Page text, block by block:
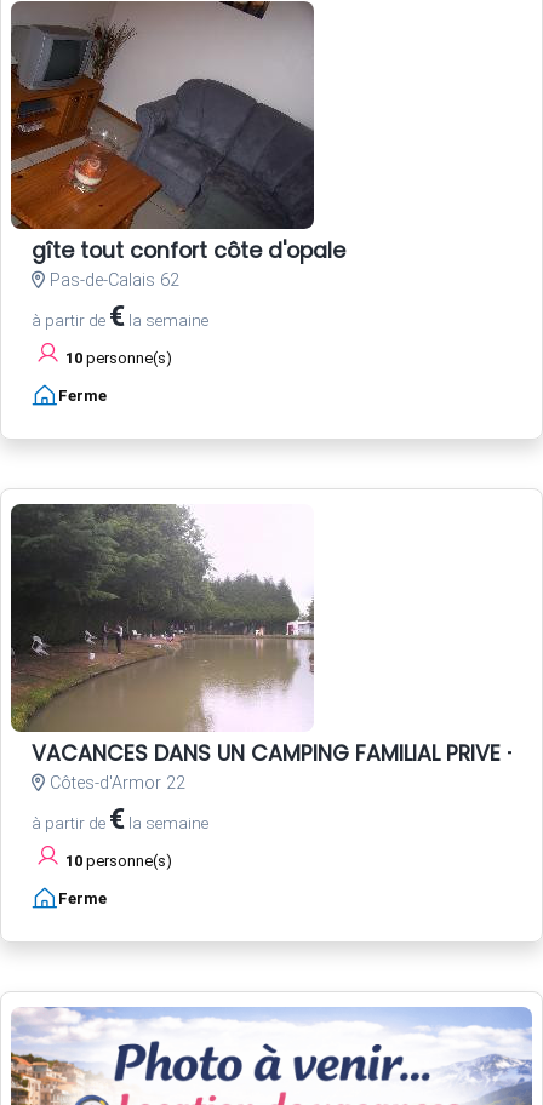
gîte tout confort côte d'opale
Pas-de-Calais 62
à partir de € la semaine
10 personne(s)
Ferme
VACANCES DANS UN CAMPING FAMILIAL PRIVE -
Côtes-d'Armor 22
à partir de € la semaine
10 personne(s)
Ferme